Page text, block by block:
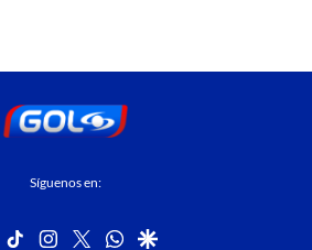
Síguenos en:
facebook
tiktok instagram
twitterwhatsapp
google